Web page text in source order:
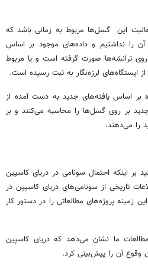
این گسل‌ها مربوط به زمانی باشد که
آن را نداشتیم و داده‌های موجود بر اساس
ترانشه‌ها صورت گرفته است و یا مربوط
ایستگاه‌های لرزه‌نگار به ثبت رسیده است.
بر اساس یافته‌های جدید به دست آمده از
جدید بر روی گسل‌ها را محاسبه می‌کنند و بر
را می‌دهند.
بر اینکه احتمال سونامی در دریای کاسپین
تاریخی از سونامی‌های دریای کاسپین در
پروژه‌های مطالعاتی را در دستور کار
ما نشان می‌دهد که دریای کاسپین
وقوع آن را پیش‌بینی کرد.